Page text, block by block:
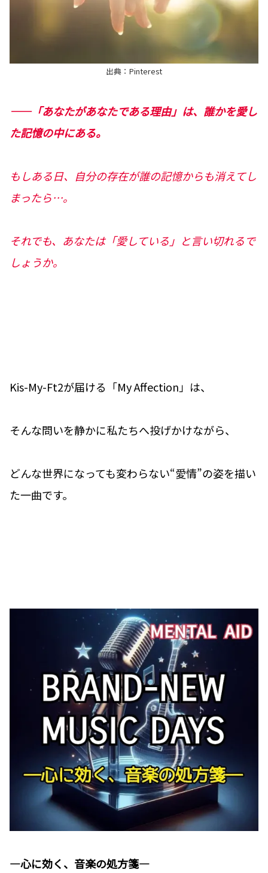
出典：Pinterest
――「あなたがあなたである理由」は、誰かを愛し
た記憶の中にある。
もしある日、自分の存在が誰の記憶からも消えてし
まったら…。
それでも、あなたは「愛している」と言い切れるで
しょうか。
Kis-My-Ft2が届ける「My Affection」は、
そんな問いを静かに私たちへ投げかけながら、
どんな世界になっても変わらない“愛情”の姿を描い
た一曲です。
―心に効く、音楽の処方箋―